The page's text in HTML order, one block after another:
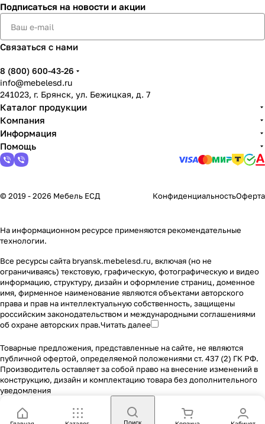
Подписаться на новости и акции
Связаться с нами
8 (800) 600-43-26
info@mebelesd.ru
241023, г. Брянск, ул. Бежицкая, д. 7
Каталог продукции
Компания
Информация
Помощь
© 2019 - 2026 Мебель ЕСД КонфиденциальностьОферта
На информационном ресурсе применяются рекомендательные
технологии.
Все ресурсы сайта bryansk.mebelesd.ru, включая (но не
ограничиваясь) текстовую, графическую, фотографическую и видео
информацию, структуру, дизайн и оформление страниц, доменное
имя, фирменное наименование являются объектами авторского
права и прав на интеллектуальную собственность, защищены
российским законодательством и международными соглашениями
об охране авторских прав.Читать далее
Товарные предложения, представленные на сайте, не являются
публичной офертой, определяемой положениями ст. 437 (2) ГК РФ.
Производитель оставляет за собой право на внесение изменений в
конструкцию, дизайн и комплектацию товара без дополнительного
уведомления
Поиск